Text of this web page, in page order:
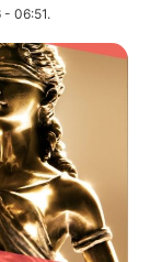
- 06:51.